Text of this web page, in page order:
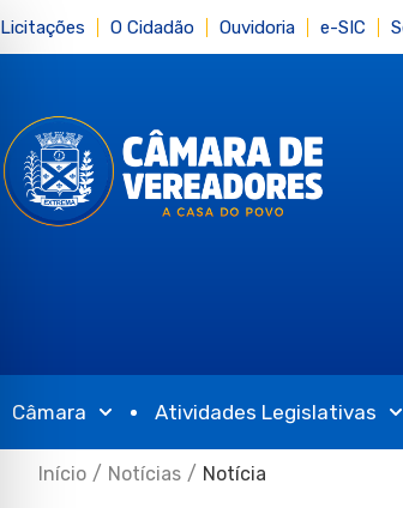
Licitações O Cidadão Ouvidoria e-SIC
Câmara Atividades Legislativas
Início / Notícias / Notícia